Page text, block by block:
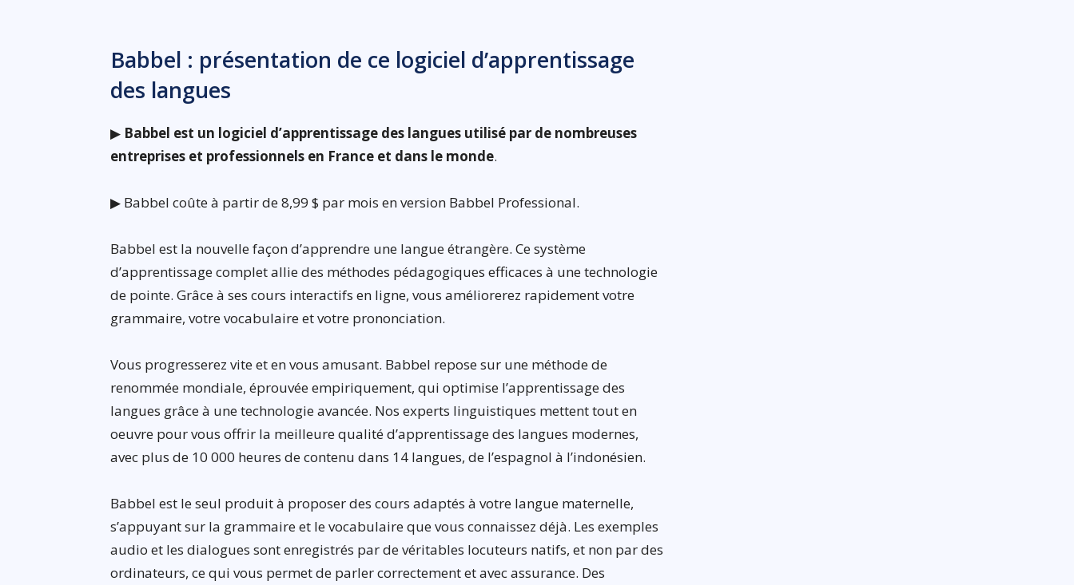
Babbel : présentation de ce logiciel d’apprentissage
des langues
▶ Babbel est un logiciel d’apprentissage des langues utilisé par de nombreuses
entreprises et professionnels en France et dans le monde.
▶ Babbel coûte à partir de 8,99 $ par mois en version Babbel Professional.
Babbel est la nouvelle façon d’apprendre une langue étrangère. Ce système
d’apprentissage complet allie des méthodes pédagogiques efficaces à une technologie
de pointe. Grâce à ses cours interactifs en ligne, vous améliorerez rapidement votre
grammaire, votre vocabulaire et votre prononciation.
Vous progresserez vite et en vous amusant. Babbel repose sur une méthode de
renommée mondiale, éprouvée empiriquement, qui optimise l’apprentissage des
langues grâce à une technologie avancée. Nos experts linguistiques mettent tout en
oeuvre pour vous offrir la meilleure qualité d’apprentissage des langues modernes,
avec plus de 10 000 heures de contenu dans 14 langues, de l’espagnol à l’indonésien.
Babbel est le seul produit à proposer des cours adaptés à votre langue maternelle,
s’appuyant sur la grammaire et le vocabulaire que vous connaissez déjà. Les exemples
audio et les dialogues sont enregistrés par de véritables locuteurs natifs, et non par des
ordinateurs, ce qui vous permet de parler correctement et avec assurance. Des